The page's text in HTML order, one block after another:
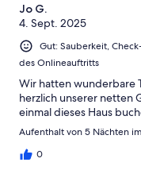
Jo G.
4. Sept. 2025
Gut: Sauberkeit,
des Onlineauftritts
Wir hatten wunderbare
herzlich unserer netten
einmal dieses Haus
Aufenthalt von 5 Nächten
0